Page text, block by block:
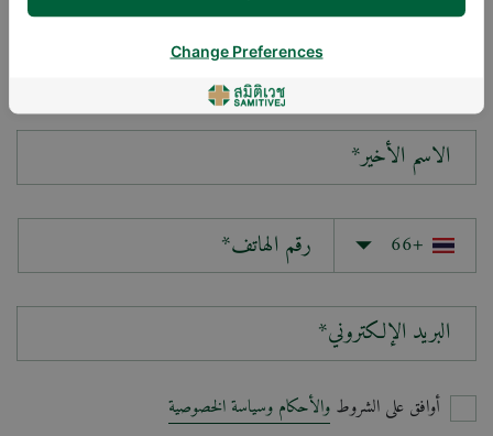
الاسم الأخير*
البريد الإلكتروني*
أوافق على الشروط والأحكام وسياسة الخصوصية
Change Preferences